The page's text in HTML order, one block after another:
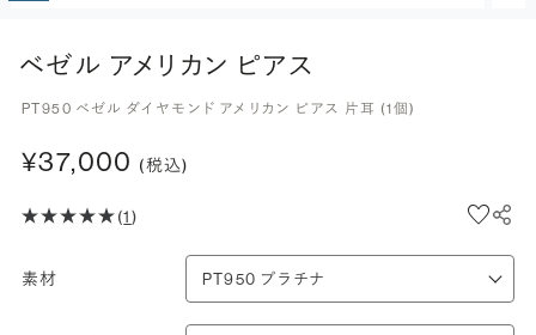
ベゼル アメリカン ピアス
PT950 ベゼル ダイヤモンド アメリカン ピアス 片耳 (1個)
¥37,000 (税込)
(1)
素材